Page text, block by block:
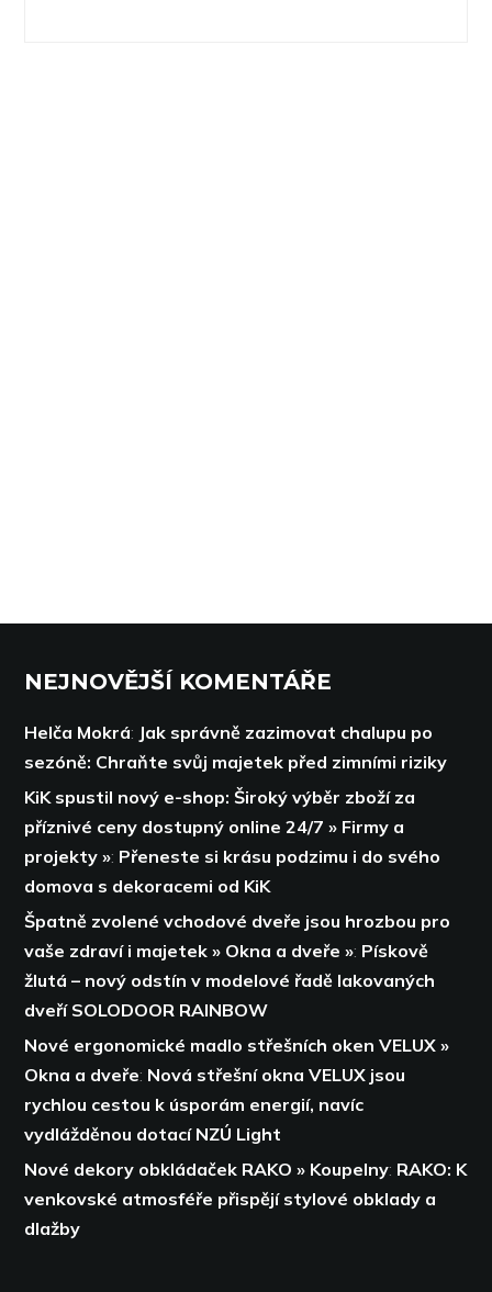
NEJNOVĚJŠÍ KOMENTÁŘE
Helča Mokrá: Jak správně zazimovat chalupu po
sezóně: Chraňte svůj majetek před zimními riziky
KiK spustil nový e-shop: Široký výběr zboží za
příznivé ceny dostupný online 24/7 » Firmy a
projekty »: Přeneste si krásu podzimu i do svého
domova s dekoracemi od KiK
Špatně zvolené vchodové dveře jsou hrozbou pro
vaše zdraví i majetek » Okna a dveře »: Pískově
žlutá – nový odstín v modelové řadě lakovaných
dveří SOLODOOR RAINBOW
Nové ergonomické madlo střešních oken VELUX »
Okna a dveře: Nová střešní okna VELUX jsou
rychlou cestou k úsporám energií, navíc
vydlážděnou dotací NZÚ Light
Nové dekory obkládaček RAKO » Koupelny: RAKO: K
venkovské atmosféře přispějí stylové obklady a
dlažby